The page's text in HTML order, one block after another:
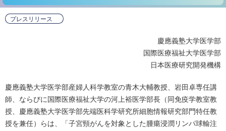
プレスリリース
慶應義塾大学医学部
国際医療福祉大学医学部
日本医療研究開発機構
慶應義塾大学医学部産婦人科学教室の青木大輔教授、岩田卓専任講
師、ならびに国際医療福祉大学の河上裕医学部長（同免疫学教室教
授、慶應義塾大学医学部先端医科学研究所細胞情報研究部門特任教
授を兼任）らは、「子宮頸がんを対象とした腫瘍浸潤リンパ球輸注